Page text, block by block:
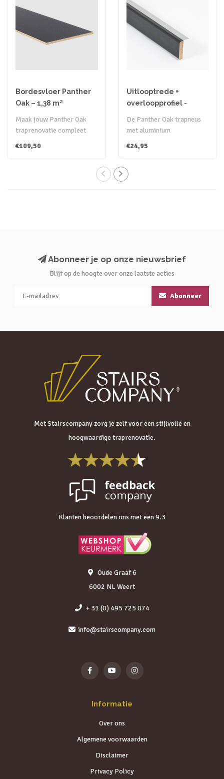
Bordesvloer Panther
Oak – 1,38 m²
Maak jouw Panther Oak
traprenovatie compleet
laminaatvloer i..
€109,50
Uitlooptrede +
overloopprofiel -
De Panther Oak trapneus
met aluminium
voor een stevige ve..
€24,95
Abonneer je op onze nieuwsbrief
Blijf op de hoogte over onze laatste acties
Abonneer
Met Stairscompany zorg je zelf voor een stijlvolle en
hoogwaardige traprenovatie.
Klanten beoordelen ons met een 9.3
Oude Graaf 6
6002 NL Weert
+ 31 (0) 495 725 074
info@stairscompany.com
Informatie
Over ons
Algemene voorwaarden
Disclaimer
Privacy Policy